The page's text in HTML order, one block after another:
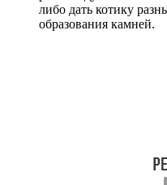
либо дать котику
образования камней.